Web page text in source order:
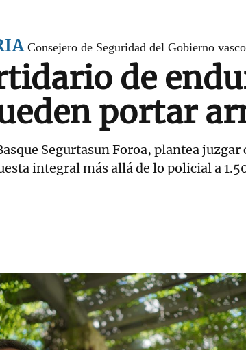
Consejero de Seguridad del Gobierno vasco
de
portar
Segurtasun Foroa, plantea
integral más allá de lo policial a